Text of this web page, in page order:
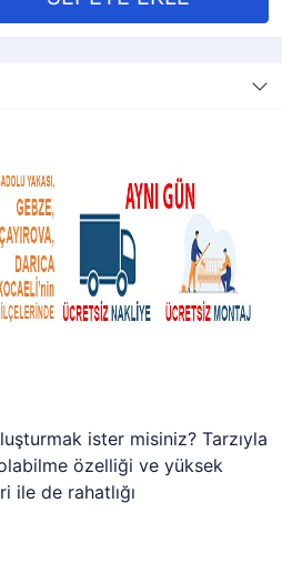
ister misiniz? Tarzıyla
özelliği ve yüksek
ile de rahatlığı